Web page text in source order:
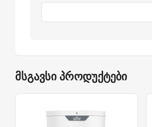
მსგავსი პროდუქტები